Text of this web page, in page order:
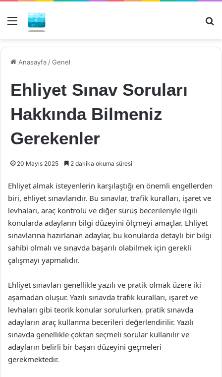
Menü
Anasayfa /Genel
Ehliyet Sınav Soruları
Hakkında Bilmeniz
Gerekenler
20 Mayıs 2025 2 dakika okuma süresi
Ehliyet almak isteyenlerin karşılaştığı en önemli engellerden
biri, ehliyet sınavlarıdır. Bu sınavlar, trafik kuralları, işaret ve
levhaları, araç kontrolü ve diğer sürüş becerileriyle ilgili
konularda adayların bilgi düzeyini ölçmeyi amaçlar. Ehliyet
sınavlarına hazırlanan adaylar, bu konularda detaylı bir bilgi
sahibi olmalı ve sınavda başarılı olabilmek için gerekli
çalışmayı yapmalıdır.
Ehliyet sınavları genellikle yazılı ve pratik olmak üzere iki
aşamadan oluşur. Yazılı sınavda trafik kuralları, işaret ve
levhaları gibi teorik konular sorulurken, pratik sınavda
adayların araç kullanma becerileri değerlendirilir. Yazılı
sınavda genellikle çoktan seçmeli sorular kullanılır ve
adayların belirli bir başarı düzeyini geçmeleri
gerekmektedir.